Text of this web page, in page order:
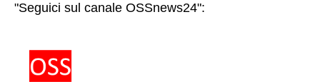
"Seguici sul canale OSSnews24":